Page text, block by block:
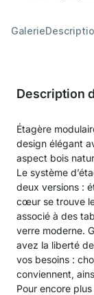
Galerie
Description
Étagère
design élégant
aspect bois
Le système
deux versions :
cœur se trouve
associé à des
verre moderne.
avez la liberté
vos besoins :
conviennent,
Pour encore